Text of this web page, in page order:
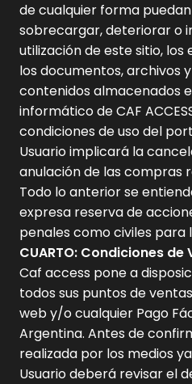
de cualquier forma
sobrecargar, deteriorar o
utilización de este sitio,
los documentos, archivos
contenidos almacenados
informático de CAF
condiciones de uso del
Usuario implicará la
anulación de las compras
Todo lo anterior se
expresa reserva de
penales como civiles para
CUARTO: Condiciones de
Caf access pone a
todos sus puntos de
web y/o cualquier Pago
Argentina. Antes de
realizada por los medios
Usuario deberá revisar el